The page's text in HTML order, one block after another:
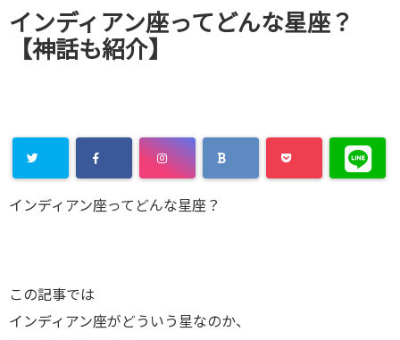
インディアン座ってどんな星座？
【神話も紹介】
インディアン座ってどんな星座？
この記事では
インディアン座がどういう星なのか、